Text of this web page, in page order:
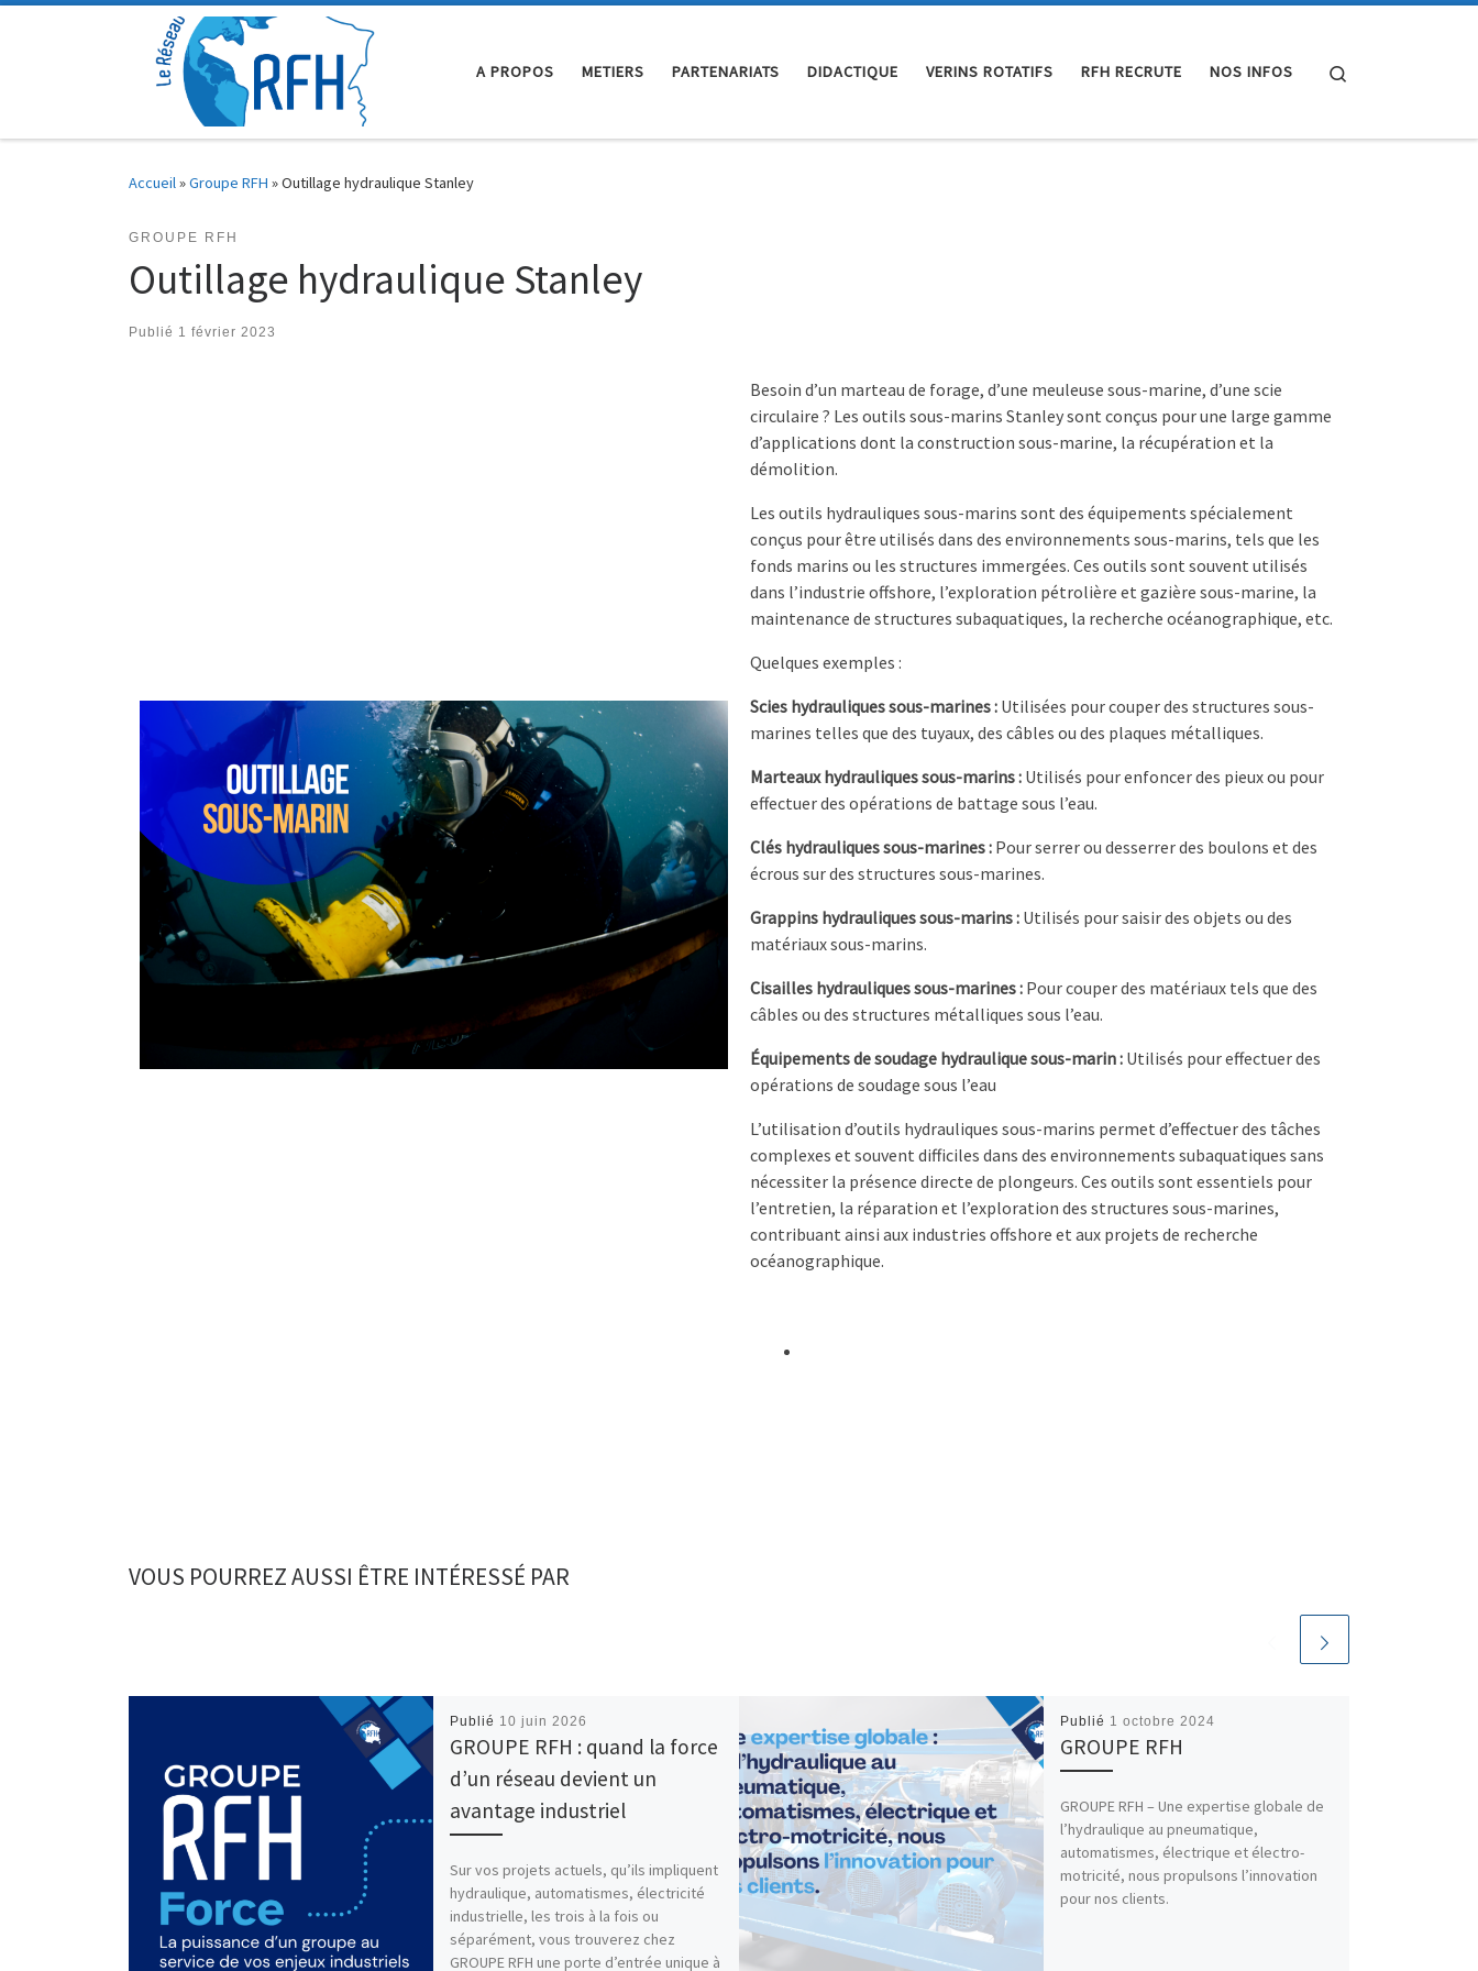
A PROPOS METIERS PARTENARIATS DIDACTIQUE VERINS ROTATIFS RFH RECRUTE NOS INFOS
Accueil»Groupe RFH »Outillage hydraulique Stanley
GROUPE RFH
Outillage hydraulique Stanley
Publié 1 février 2023
Besoin d’un marteau de forage, d’une meuleuse sous-marine, d’une scie
circulaire ? Les outils sous-marins Stanley sont conçus pour une large gamme
d’applications dont la construction sous-marine, la récupération et la
démolition.
Les outils hydrauliques sous-marins sont des équipements spécialement
conçus pour être utilisés dans des environnements sous-marins, tels que les
fonds marins ou les structures immergées. Ces outils sont souvent utilisés
dans l’industrie offshore, l’exploration pétrolière et gazière sous-marine, la
maintenance de structures subaquatiques, la recherche océanographique, etc.
Quelques exemples :
Scies hydrauliques sous-marines : Utilisées pour couper des structures sous-
marines telles que des tuyaux, des câbles ou des plaques métalliques.
Marteaux hydrauliques sous-marins : Utilisés pour enfoncer des pieux ou pour
effectuer des opérations de battage sous l’eau.
Clés hydrauliques sous-marines : Pour serrer ou desserrer des boulons et des
écrous sur des structures sous-marines.
Grappins hydrauliques sous-marins : Utilisés pour saisir des objets ou des
matériaux sous-marins.
Cisailles hydrauliques sous-marines : Pour couper des matériaux tels que des
câbles ou des structures métalliques sous l’eau.
Équipements de soudage hydraulique sous-marin : Utilisés pour effectuer des
opérations de soudage sous l’eau
L’utilisation d’outils hydrauliques sous-marins permet d’effectuer des tâches
complexes et souvent difficiles dans des environnements subaquatiques sans
nécessiter la présence directe de plongeurs. Ces outils sont essentiels pour
l’entretien, la réparation et l’exploration des structures sous-marines,
contribuant ainsi aux industries offshore et aux projets de recherche
océanographique.
VOUS POURREZ AUSSI ÊTRE INTÉRESSÉ PAR
Publié 10 juin 2026
GROUPE RFH : quand la force
d’un réseau devient un
avantage industriel
Sur vos projets actuels, qu’ils impliquent
hydraulique, automatismes, électricité
industrielle, les trois à la fois ou
séparément, vous trouverez chez
GROUPE RFH une porte d’entrée unique à
Publié 1 octobre 2024
GROUPE RFH
GROUPE RFH – ‌Une expertise globale de
l’hydraulique au pneumatique,
automatismes, électrique et électro-
motricité, nous propulsons l’innovation
pour nos clients.